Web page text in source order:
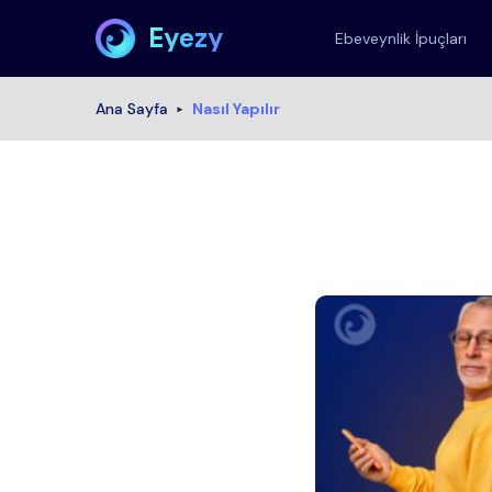
Eyezy Ebeveynlik İpuçları
Ana Sayfa Nasıl Yapılır